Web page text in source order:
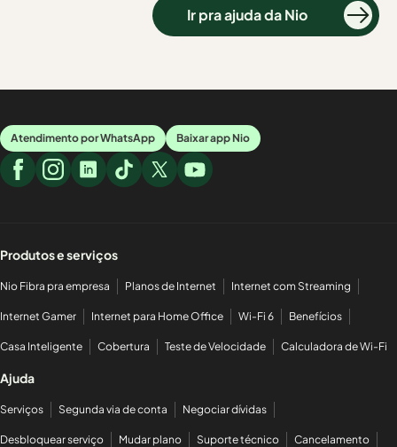
Ir pra ajuda da Nio
Atendimento por WhatsApp Baixar app Nio
Produtos e serviços
Nio Fibra pra empresa Planos de Internet Internet com Streaming
Internet Gamer Internet para Home Office Wi-Fi 6 Benefícios
Casa Inteligente Cobertura Teste de Velocidade Calculadora de Wi-Fi
Ajuda
Serviços Segunda via de conta Negociar dívidas
Desbloquear serviço Mudar plano Suporte técnico Cancelamento